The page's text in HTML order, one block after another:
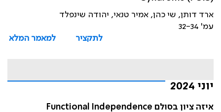
ארד דותן, שי כהן, אמיר טנאי, יהודה שינפלד
עמ' 32-34
לתקציר
למאמר המלא
יוני 2024
איזה ציון בסולם Functional Independence